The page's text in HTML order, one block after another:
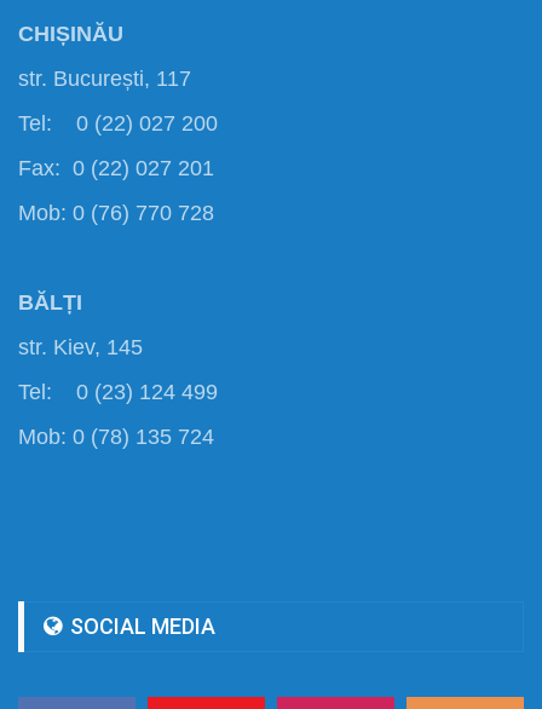
CHIȘINĂU
str. București, 117
Tel: 0 (22) 027 200
Fax: 0 (22) 027 201
Mob: 0 (76) 770 728
BĂLȚI
str. Kiev, 145
Tel: 0 (23) 124 499
Mob: 0 (78) 135 724
SOCIAL MEDIA